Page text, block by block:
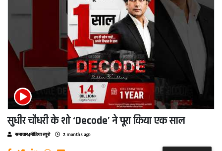
सुधीर चौधरी के शो ‘Decode’ ने पूरा किया एक साल
समाचार4मीडिया ब्यूरो 2 months ago